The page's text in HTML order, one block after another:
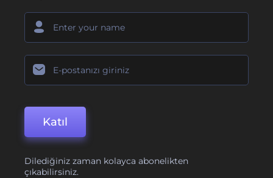
Katıl
Dilediğiniz zaman kolayca abonelikten
çıkabilirsiniz.